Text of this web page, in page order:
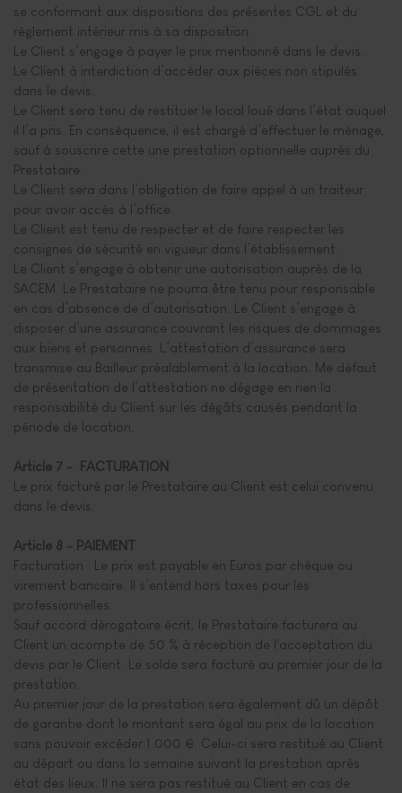
se conformant aux dispositions des présentes CGL et du
règlement intérieur mis à sa disposition.
Le Client s’engage à payer le prix mentionné dans le devis.
Le Client à interdiction d’accéder aux pièces non stipulés
dans le devis.
Le Client sera tenu de restituer le local loué dans l’état auquel
il l’a pris. En conséquence, il est chargé d’effectuer le ménage,
sauf à souscrire cette une prestation optionnelle auprès du
Prestataire.
Le Client sera dans l’obligation de faire appel à un traiteur
pour avoir accès à l’office.
Le Client est tenu de respecter et de faire respecter les
consignes de sécurité en vigueur dans l’établissement.
Le Client s’engage à obtenir une autorisation auprès de la
SACEM. Le Prestataire ne pourra être tenu pour responsable
en cas d’absence de d’autorisation. Le Client s’engage à
disposer d’une assurance couvrant les risques de dommages
aux biens et personnes. L’attestation d’assurance sera
transmise au Bailleur préalablement à la location. Me défaut
de présentation de l’attestation ne dégage en rien la
responsabilité du Client sur les dégâts causés pendant la
période de location.
Article 7 - FACTURATION
Le prix facturé par le Prestataire au Client est celui convenu
dans le devis.
Article 8 - PAIEMENT
Facturation : Le prix est payable en Euros par chèque ou
virement bancaire. Il s’entend hors taxes pour les
professionnelles.
Sauf accord dérogatoire écrit, le Prestataire facturera au
Client un acompte de 50 % à réception de l'acceptation du
devis par le Client. Le solde sera facturé au premier jour de la
prestation.
Au premier jour de la prestation sera également dû un dépôt
de garantie dont le montant sera égal au prix de la location
sans pouvoir excéder 1.000 €. Celui-ci sera restitué au Client
au départ ou dans la semaine suivant la prestation après
état des lieux. Il ne sera pas restitué au Client en cas de